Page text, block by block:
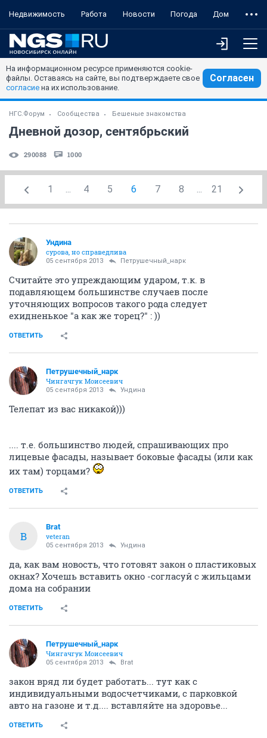
Недвижимость Работа Новости Погода Дом
На информационном ресурсе применяются cookie-
файлы. Оставаясь на сайте, вы подтверждаете свое
согласие на их использование.
Согласен
НГС.Форум Сообщества Бешеные знакомства
Дневной дозор, сентябрьский
290088 1000
1 ... 4 5 6 7 8 ... 21
Ундинa
сурова, но справедлива
05 сентября 2013 Петрушечный_нарк
Считайте это упреждающим ударом, т.к. в
подавляющем большинстве случаев после
уточняющих вопросов такого рода следует
ехидненькое "а как же торец?" : ))
ОТВЕТИТЬ
Петрушечный_нарк
Чингачгук Моисеевич
05 сентября 2013 Ундинa
Телепат из вас никакой)))
.... т.е. большинство людей, спрашивающих про
лицевые фасады, называет боковые фасады (или как
их там) торцами?
ОТВЕТИТЬ
B
Brat
veteran
05 сентября 2013 Ундинa
да, как вам новость, что готовят закон о пластиковых
окнах? Хочешь вставить окно -согласуй с жильцами
дома на собрании
ОТВЕТИТЬ
Петрушечный_нарк
Чингачгук Моисеевич
05 сентября 2013 Brat
закон вряд ли будет работать... тут как с
индивидуальными водосчетчиками, с парковкой
авто на газоне и т.д.... вставляйте на здоровье...
ОТВЕТИТЬ